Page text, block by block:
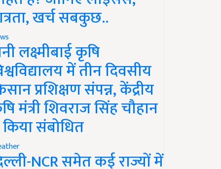
खर्च सबकुछ..
लक्ष्मीबाई कृषि
में तीन दिवसीय
प्रशिक्षण संपन्न, केंद्रीय
मंत्री शिवराज सिंह चौहान
संबोधित
NCR समेत कई राज्यों में